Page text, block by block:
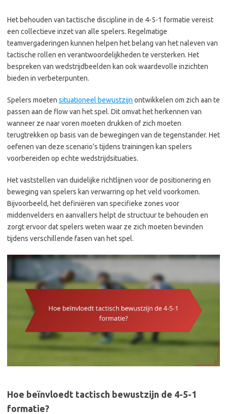
Het behouden van tactische discipline in de 4-5-1 formatie vereist
een collectieve inzet van alle spelers. Regelmatige
teamvergaderingen kunnen helpen het belang van het naleven van
tactische rollen en verantwoordelijkheden te versterken. Het
bespreken van wedstrijdbeelden kan ook waardevolle inzichten
bieden in verbeterpunten.
Spelers moeten situationeel bewustzijn ontwikkelen om zich aan te
passen aan de flow van het spel. Dit omvat het herkennen van
wanneer ze naar voren moeten drukken of zich moeten
terugtrekken op basis van de bewegingen van de tegenstander. Het
oefenen van deze scenario’s tijdens trainingen kan spelers
voorbereiden op echte wedstrijdsituaties.
Het vaststellen van duidelijke richtlijnen voor de positionering en
beweging van spelers kan verwarring op het veld voorkomen.
Bijvoorbeeld, het definiëren van specifieke zones voor
middenvelders en aanvallers helpt de structuur te behouden en
zorgt ervoor dat spelers weten waar ze zich moeten bevinden
tijdens verschillende fasen van het spel.
Hoe beïnvloedt tactisch bewustzijn de 4-5-1
formatie?